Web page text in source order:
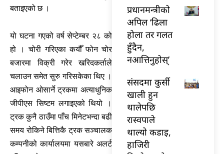
बताइएको छ ।
यो घटना गएको वर्ष सेप्टेम्बर २८ को
हो । चोरी गरिएका कयौँ फोन चोर
बजारमा विक्री गरेर खरिदकर्ताले
चलाउन समेत सुरु गरिसकेका थिए ।
आइफोन ओसार्ने ट्रकमा अत्याधुनिक
जीपीएस सिष्टम लगाइएको थियो ।
ट्रक कुनै ठाउँमा पाँच मिनेटभन्दा बढी
समय रोकिने बित्तिकै ट्रक सञ्चालक
कम्पनीको कार्यालयमा यसबारे अलर्ट
प्रधानमन्त्रीको
अपिल ‘ढिला
होला तर गलत
हुँदैन,
नआत्तिनुहोस्’
संसदमा कुर्सी
खाली हुन
थालेपछि
रास्वपाले
थाल्यो कडाइ,
हाजिरी